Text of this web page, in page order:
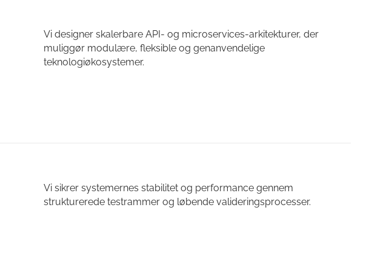
Vi designer skalerbare API- og microservices-arkitekturer, der
muliggør modulære, fleksible og genanvendelige
teknologiøkosystemer.
Vi sikrer systemernes stabilitet og performance gennem
strukturerede testrammer og løbende valideringsprocesser.